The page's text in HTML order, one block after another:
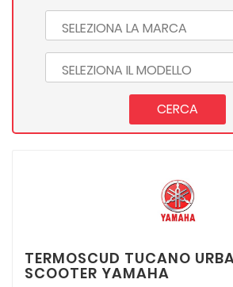
CERCA
TERMOSCUD TUCANO
SCOOTER YAMAHA